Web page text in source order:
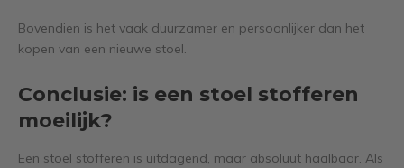
Bovendien is het vaak duurzamer en persoonlijker dan het
kopen van een nieuwe stoel.
Conclusie: is een stoel stofferen
moeilijk?
Een stoel stofferen is uitdagend, maar absoluut haalbaar. Als